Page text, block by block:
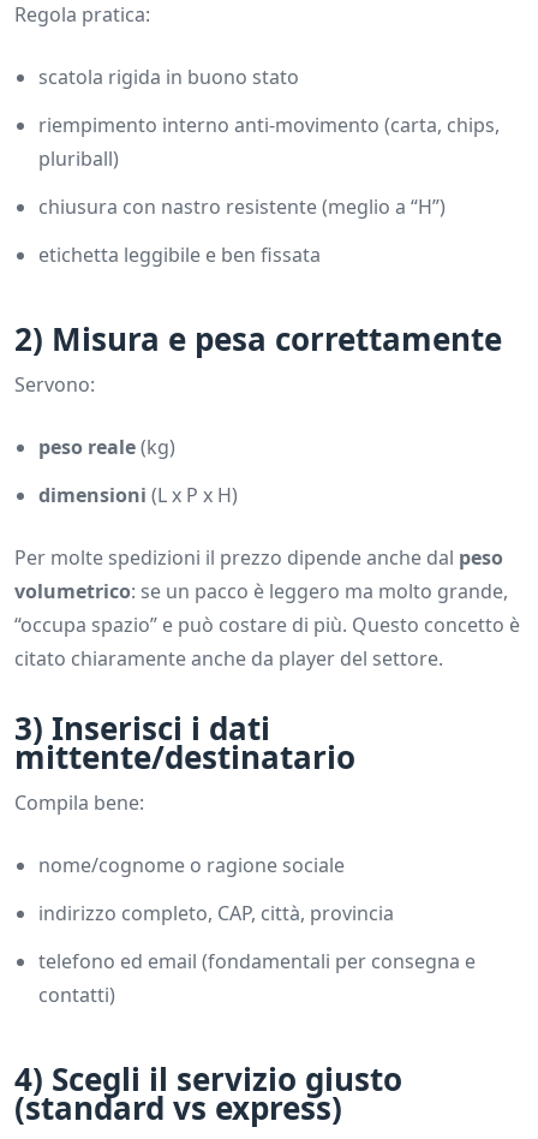
Regola pratica:
scatola rigida in buono stato
riempimento interno anti-movimento (carta, chips,
pluriball)
chiusura con nastro resistente (meglio a “H”)
etichetta leggibile e ben fissata
2) Misura e pesa correttamente
Servono:
peso reale(kg)
dimensioni (L x P x H)
Per molte spedizioni il prezzo dipende anche dal peso
volumetrico: se un pacco è leggero ma molto grande,
“occupa spazio” e può costare di più. Questo concetto è
citato chiaramente anche da player del settore.
3) Inserisci i dati
mittente/destinatario
Compila bene:
nome/cognome o ragione sociale
indirizzo completo, CAP, città, provincia
telefono ed email (fondamentali per consegna e
contatti)
4) Scegli il servizio giusto
(standard vs express)